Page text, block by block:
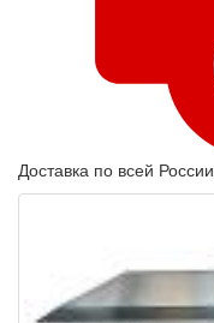
Доставка по всей России